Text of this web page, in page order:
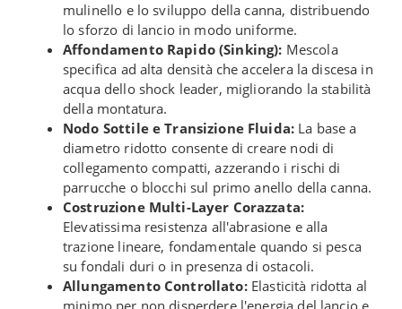
mulinello e lo sviluppo della canna, distribuendo
lo sforzo di lancio in modo uniforme.
Affondamento Rapido (Sinking): Mescola
specifica ad alta densità che accelera la discesa in
acqua dello shock leader, migliorando la stabilità
della montatura.
Nodo Sottile e Transizione Fluida: La base a
diametro ridotto consente di creare nodi di
collegamento compatti, azzerando i rischi di
parrucche o blocchi sul primo anello della canna.
Costruzione Multi-Layer Corazzata:
Elevatissima resistenza all'abrasione e alla
trazione lineare, fondamentale quando si pesca
su fondali duri o in presenza di ostacoli.
Allungamento Controllato:Elasticità ridotta al
minimo per non disperdere l'energia del lancio e